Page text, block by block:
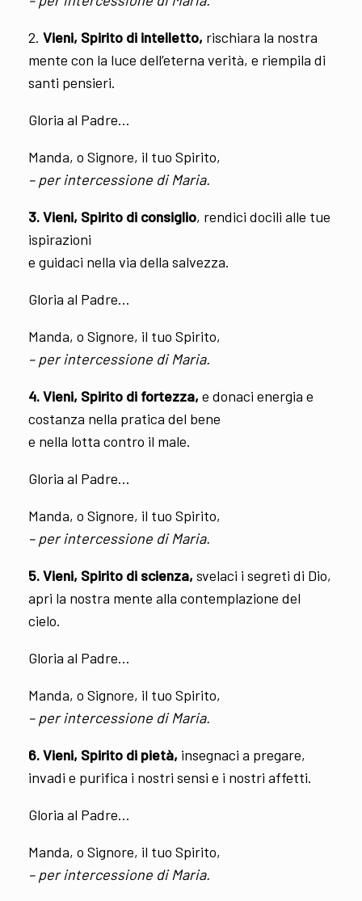
2. Vieni, Spirito di intelletto, rischiara la nostra
mente con la luce dell’eterna verità, e riempila di
santi pensieri.
Gloria al Padre…
Manda, o Signore, il tuo Spirito,
– per intercessione di Maria.
3. Vieni, Spirito di consiglio, rendici docili alle tue
ispirazioni
e guidaci nella via della salvezza.
Gloria al Padre…
Manda, o Signore, il tuo Spirito,
– per intercessione di Maria.
4. Vieni, Spirito di fortezza, e donaci energia e
costanza nella pratica del bene
e nella lotta contro il male.
Gloria al Padre…
Manda, o Signore, il tuo Spirito,
– per intercessione di Maria.
5. Vieni, Spirito di scienza, svelaci i segreti di Dio,
apri la nostra mente alla contemplazione del
cielo.
Gloria al Padre…
Manda, o Signore, il tuo Spirito,
– per intercessione di Maria.
6. Vieni, Spirito di pietà, insegnaci a pregare,
invadi e purifica i nostri sensi e i nostri affetti.
Gloria al Padre…
Manda, o Signore, il tuo Spirito,
– per intercessione di Maria.